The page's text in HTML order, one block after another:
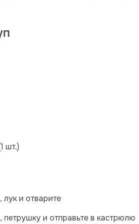
шт.)
и отварите
петрушку и отправьте в кастрюлю